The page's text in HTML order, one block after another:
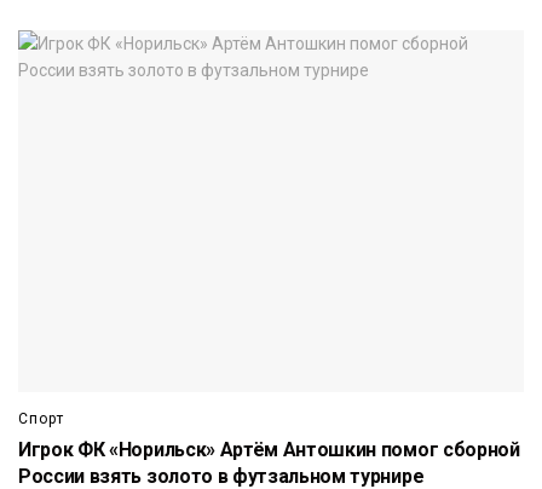
Спорт
Игрок ФК «Норильск» Артём Антошкин помог сборной
России взять золото в футзальном турнире